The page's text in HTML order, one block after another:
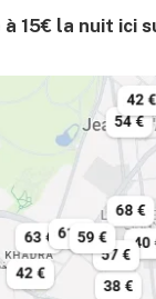
15€ la nuit ici